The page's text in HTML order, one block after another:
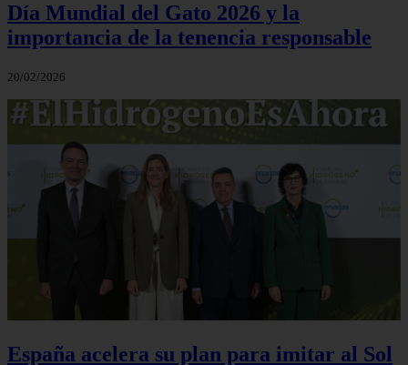
Día Mundial del Gato 2026 y la
importancia de la tenencia responsable
20/02/2026
España acelera su plan para imitar al Sol